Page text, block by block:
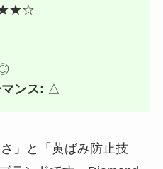
ンス: △
」と「黄ばみ防止技